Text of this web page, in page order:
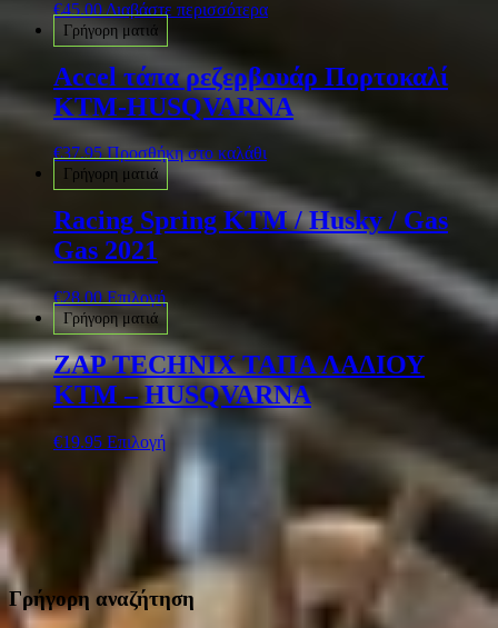
€45.00Διαβάστε περισσότερα
Γρήγορη ματιά
Accel τάπα ρεζερβουάρ Πορτοκαλί
KTM-HUSQVARNA
€37.95 Προσθήκη στο καλάθι
Γρήγορη ματιά
Racing Spring KTM / Husky / Gas
Gas 2021
€28.00 Επιλογή
Γρήγορη ματιά
ZAP TECHNIX ΤΑΠΑ ΛΑΔΙΟΥ
KTM – HUSQVARNA
€19.95 Επιλογή
Γρήγορη αναζήτηση